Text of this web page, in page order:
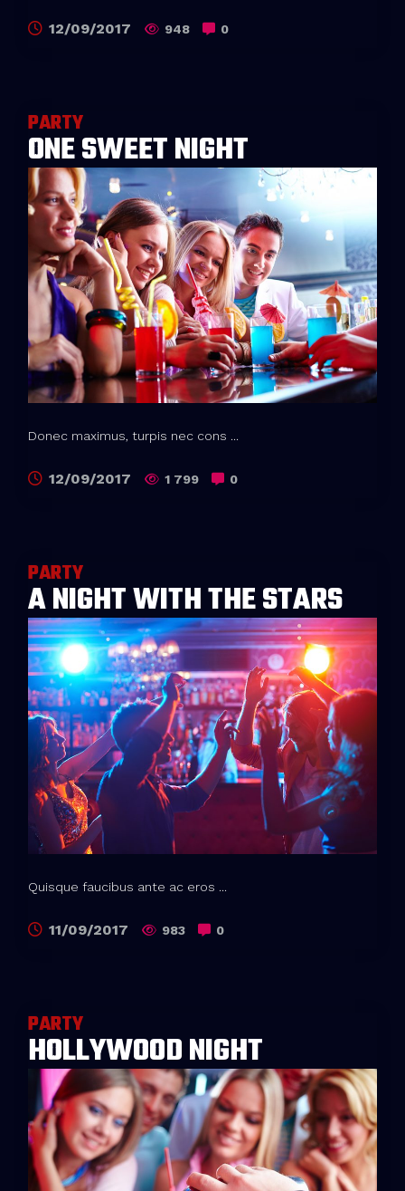
12/09/2017 948 0
PARTY
ONE SWEET NIGHT
Donec maximus, turpis nec cons ...
12/09/2017 1 799 0
PARTY
A NIGHT WITH THE STARS
Quisque faucibus ante ac eros ...
11/09/2017 983 0
PARTY
HOLLYWOOD NIGHT